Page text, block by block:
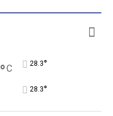
°C 28.3°
28.3°